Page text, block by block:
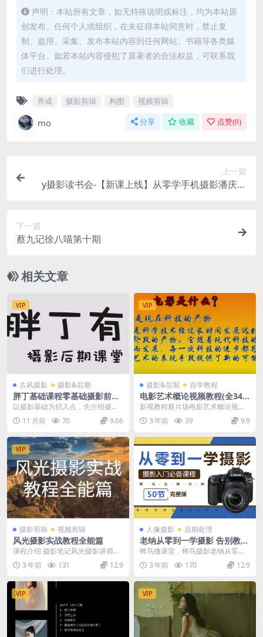
声明：本站所有文章，如无特殊说明或标注，均为本站原
创发布。任何个人或组织，在未征得本站同意时，禁止复
制、盗用、采集、发布本站内容到任何网站、书籍等各类媒
体平台。如若本站内容侵犯了原著者的合法权益，可联系我
们进行处理。
养成 摄影剪辑 构图 视频剪辑
mo 分享 收藏 点赞(0)
上一篇
y摄影读书会-【新课上线】从零学手机摄影潘庆华
下一篇
蔡九记徐八喵第十期
相关文章
VIP
古风摄影 摄影&后期
胖丁基础课程零基础摄影前期
后期
以摄影基础为切入点，先介绍摄影
前期的设备选择、基础参数设置
等，再过渡到后期处理的...
11 月前 70 9.66
VIP
摄影&后期 自学教程
电影艺术概论视频教程(全34
讲) 周斌主讲 复旦大学
影视教程新片场电影艺术概论视频
教程(全34讲) 周斌主讲 复旦大学
3 年前 39 9.9
VIP
摄影剪辑 视频剪辑
风光摄影实战教程全能篇
课程介绍 摄影笔记风光摄影讲师，
同时还是牛约视觉艺术学院数码摄
影硕士，带你了解旅...
3 年前 131 12.9
人像摄影 后期处理
老纳从零到一学摄影 告别教科
书，轻松入门摄影基础
蜂鸟微课堂，蜂鸟摄影老纳从零到
一学摄影 告别教科书，轻松入门摄
影基础 了相机看不...
3 年前 170 12.9
VIP VIP